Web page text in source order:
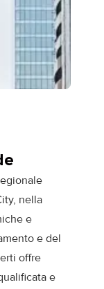
nella
e
e del
offre
e